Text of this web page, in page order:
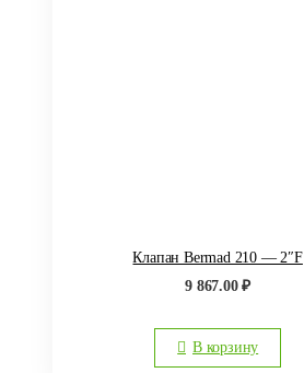
Клапан Bermad 210 — 2″F
9 867.00₽
В корзину